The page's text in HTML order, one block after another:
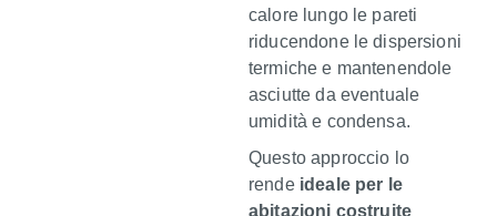
calore lungo le pareti
riducendone le dispersioni
termiche e mantenendole
asciutte da eventuale
umidità e condensa.
Questo approccio lo
rende ideale per le
abitazioni costruite